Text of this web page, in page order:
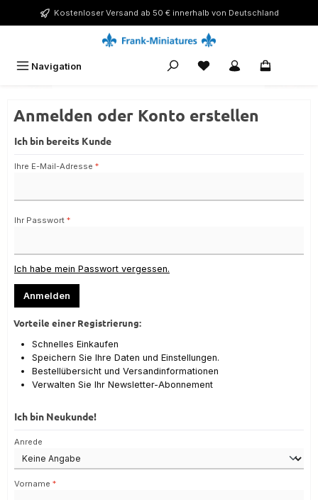
Zum Hauptinhalt springen
Kostenloser Versand ab 50 € innerhalb von Deutschland
Navigation Du hast 0 Produkte auf
Anmelden oder Konto erstellen
Ich bin bereits Kunde
Ihre E-Mail-Adresse *
Ihr Passwort *
Ich habe mein Passwort vergessen.
Anmelden
Vorteile einer Registrierung:
Schnelles Einkaufen
Speichern Sie Ihre Daten und Einstellungen.
Bestellübersicht und Versandinformationen
Verwalten Sie Ihr Newsletter-Abonnement
Ich bin Neukunde!
Persönliche Informationen
Anrede
Vorname *